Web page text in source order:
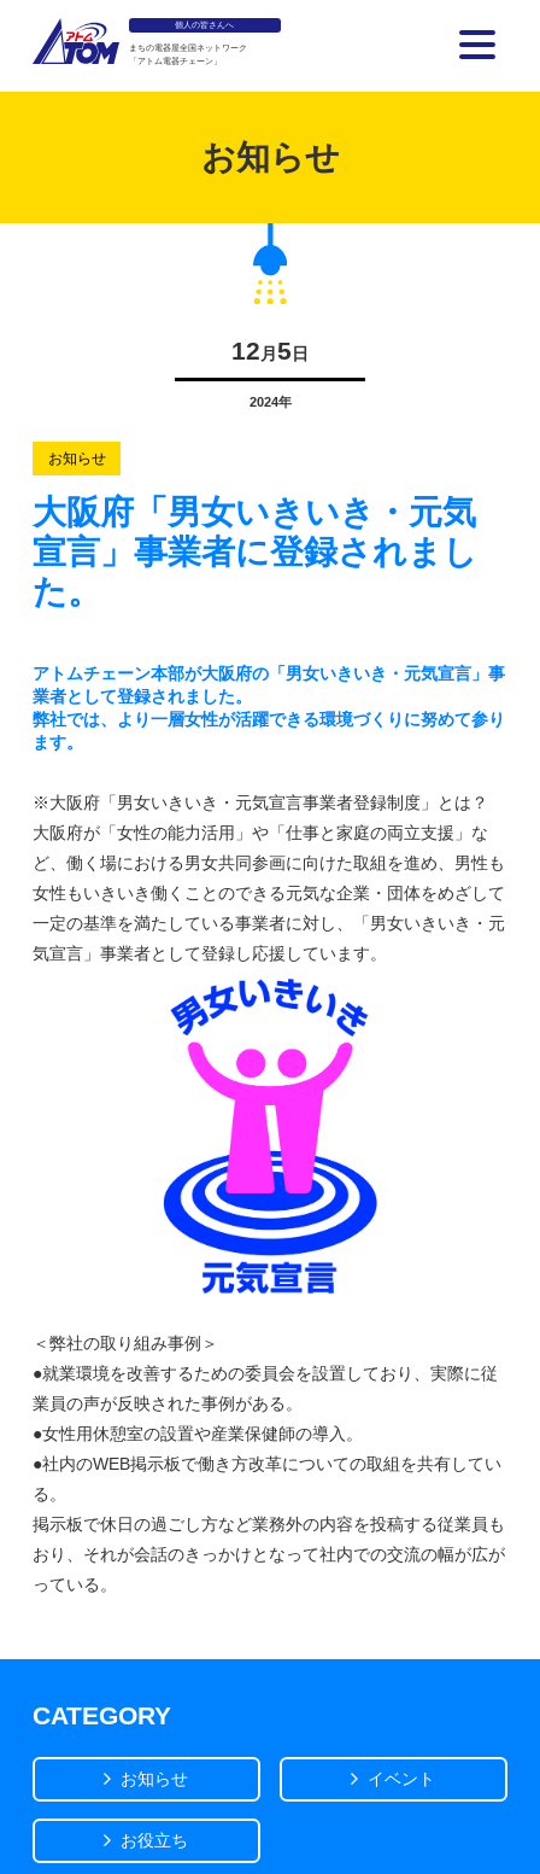
個人の皆さんへ
まちの電器屋全国ネットワーク
「アトム電器チェーン」
お知らせ
12 月 5 日
2024年
お知らせ
大阪府「男女いきいき・元気
宣言」事業者に登録されまし
た。
アトムチェーン本部が大阪府の「男女いきいき・元気宣言」事
業者として登録されました。
弊社では、より一層女性が活躍できる環境づくりに努めて参り
ます。
※大阪府「男女いきいき・元気宣言事業者登録制度」とは？
大阪府が「女性の能力活用」や「仕事と家庭の両立支援」な
ど、働く場における男女共同参画に向けた取組を進め、男性も
女性もいきいき働くことのできる元気な企業・団体をめざして
一定の基準を満たしている事業者に対し、「男女いきいき・元
気宣言」事業者として登録し応援しています。
＜弊社の取り組み事例＞
●就業環境を改善するための委員会を設置しており、実際に従
業員の声が反映された事例がある。
●女性用休憩室の設置や産業保健師の導入。
●社内のWEB掲示板で働き方改革についての取組を共有してい
る。
掲示板で休日の過ごし方など業務外の内容を投稿する従業員も
おり、それが会話のきっかけとなって社内での交流の幅が広が
っている。
CATEGORY
お知らせ イベント
お役立ち